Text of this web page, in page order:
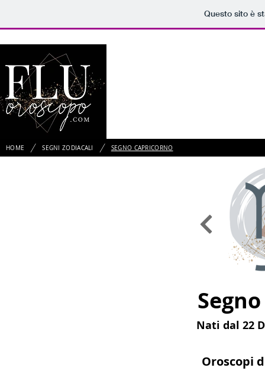
Questo sito è
HOME / SEGNI ZODIACALI / SEGNO CAPRICORNO
Nati dal 22
Oroscopi